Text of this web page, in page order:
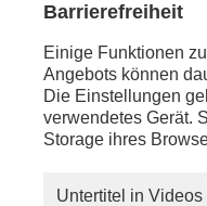
Barrierefreiheit
Einige Funktionen
Angebots können
Die Einstellungen
verwendetes Gerät.
Storage ihres
Untertitel in Videos